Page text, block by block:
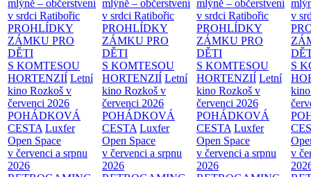
mlýně – občerstvení
v srdci Ratibořic
PROHLÍDKY
ZÁMKU PRO
DĚTI
S KOMTESOU
HORTENZIÍ Letní
kino Rozkoš v
červenci 2026
POHÁDKOVÁ
CESTA Luxfer
Open Space
v červenci a srpnu
2026
mlýně – občerstvení
v srdci Ratibořic
PROHLÍDKY
ZÁMKU PRO
DĚTI
S KOMTESOU
HORTENZIÍ Letní
kino Rozkoš v
červenci 2026
POHÁDKOVÁ
CESTA Luxfer
Open Space
v červenci a srpnu
2026
mlýně – občerstvení
v srdci Ratibořic
PROHLÍDKY
ZÁMKU PRO
DĚTI
S KOMTESOU
HORTENZIÍ Letní
kino Rozkoš v
červenci 2026
POHÁDKOVÁ
CESTA Luxfer
Open Space
v červenci a srpnu
2026
v
S
v